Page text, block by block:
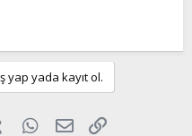
yap yada kayıt ol.
Tumblr WhatsApp
E-posta